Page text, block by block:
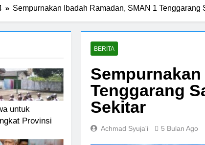
Sempurnakan Ibadah Ramadan, SMAN 1
untuk
Provinsi
BERITA
Sempurnakan
Tenggarang
Sekitar
Achmad Syuja'i 5 Bulan Ago